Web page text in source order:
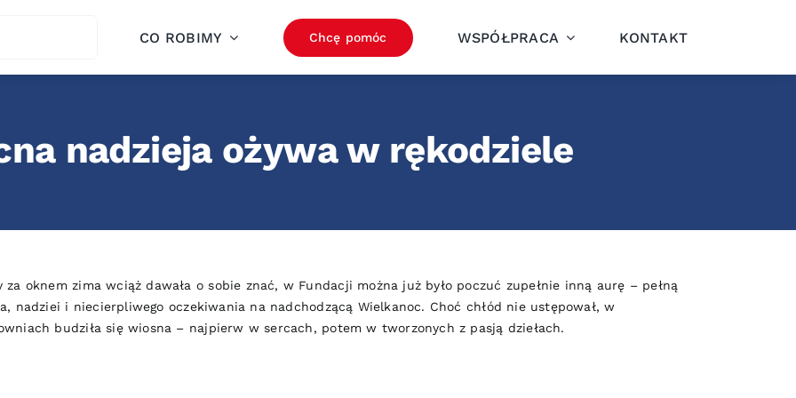
CO ROBIMY Chcę pomóc WSPÓŁPRACA KONTAKT
nadzieja ożywa w rękodziele
za oknem zima wciąż dawała o sobie znać, w Fundacji można już było poczuć zupełnie inną aurę – pełną
nadziei i niecierpliwego oczekiwania na nadchodzącą Wielkanoc. Choć chłód nie ustępował, w
budziła się wiosna – najpierw w sercach, potem w tworzonych z pasją dziełach.